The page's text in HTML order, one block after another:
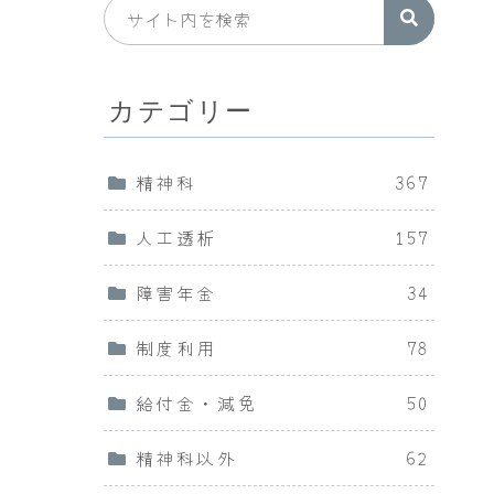
カテゴリー
精神科 367
人工透析 157
障害年金 34
制度利用 78
給付金・減免 50
精神科以外 62